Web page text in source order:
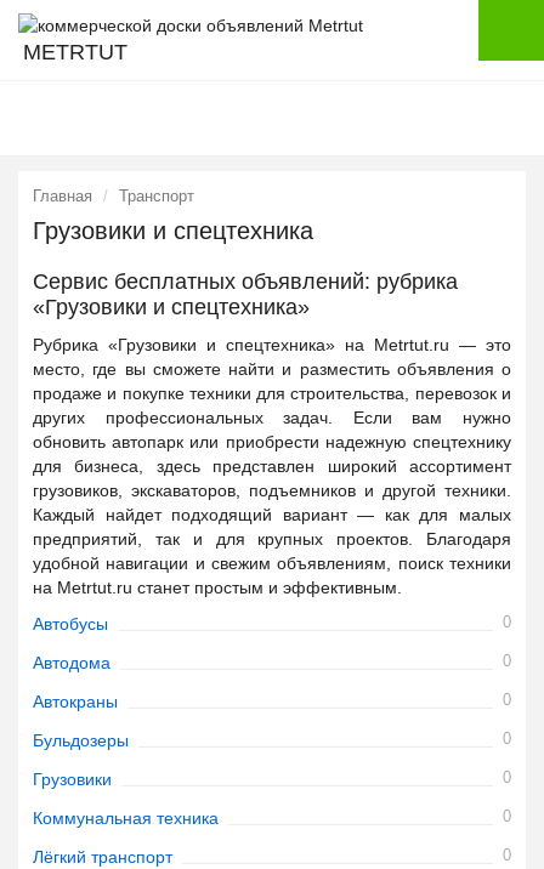
METRTUT
Главная Транспорт
Грузовики и спецтехника
Сервис бесплатных объявлений: рубрика
«Грузовики и спецтехника»
Рубрика «Грузовики и спецтехника» на Metrtut.ru — это
место, где вы сможете найти и разместить объявления о
продаже и покупке техники для строительства, перевозок и
других профессиональных задач. Если вам нужно
обновить автопарк или приобрести надежную спецтехнику
для бизнеса, здесь представлен широкий ассортимент
грузовиков, экскаваторов, подъемников и другой техники.
Каждый найдет подходящий вариант — как для малых
предприятий, так и для крупных проектов. Благодаря
удобной навигации и свежим объявлениям, поиск техники
на Metrtut.ru станет простым и эффективным.
Автобусы
0
Автодома 0
Автокраны 0
Бульдозеры 0
Грузовики 0
Коммунальная техника 0
Лёгкий транспорт 0